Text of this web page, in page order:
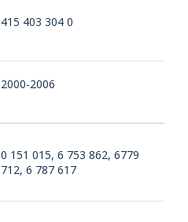
415 403 304 0
2000-2006
0 151 015, 6 753 862, 6779
712, 6 787 617